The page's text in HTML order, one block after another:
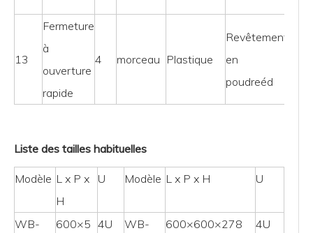
13
Fermeture
à
ouverture
rapide
4 morceau Plastique
Revêtement
en
poudreéd
Liste des tailles habituelles
Modèle L x P x
H
U Modèle L x P x H U
WB-
600×5 4U
WB-
600×600×278
4U